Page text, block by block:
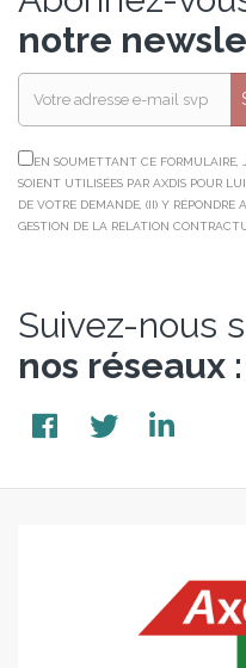
notre
EN SOUMETTANT CE FORMULAIRE,
SOIENT UTILISÉES PAR AXDIS POUR
DE VOTRE DEMANDE, (II) Y RÉPONDRE
GESTION DE LA RELATION
Suivez-nous
nos réseaux :